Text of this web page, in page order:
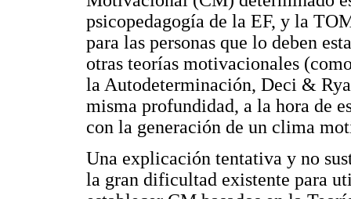
psicopedagogía de la EF, y la
para las personas que lo deben
otras teorías motivacionales
la Autodeterminación, Deci &
misma profundidad, a la hora de
con la generación de un clima
Una explicación tentativa y no
la gran dificultad existente para